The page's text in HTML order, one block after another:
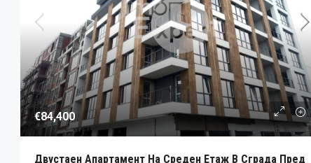
€84,400
Двустаен Апартамент На Среден Етаж В Сграда Пред